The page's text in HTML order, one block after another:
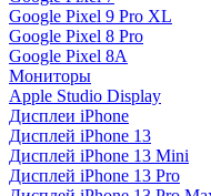
Google Pixel 9 Pro XL
Google Pixel 8 Pro
Google Pixel 8A
Мониторы
Apple Studio Display
Дисплеи iPhone
Дисплей iPhone 13
Дисплей iPhone 13 Mini
Дисплей iPhone 13 Pro